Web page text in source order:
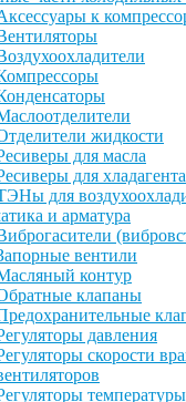
к
жидкости
для масла
для хладагента
для
и арматура
вентили
контур
клапаны
давления
скорости